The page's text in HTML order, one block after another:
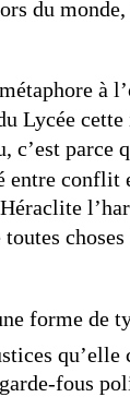
du
à
Lycée cette
parce
entre conflit
forme de
qu’elle
fous